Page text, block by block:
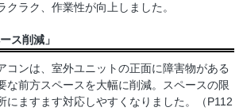
クラク、作業性が向上しました。
ス削減」
コンは、室外ユニットの正面に障害物がある
な前方スペースを大幅に削減。スペースの限
にますます対応しやすくなりました。（P112